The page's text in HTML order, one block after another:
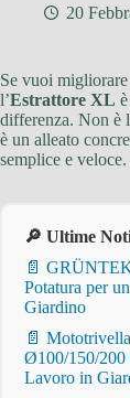
20
Se vuoi
l’Estrattore XL
differenza. Non è
è un alleato
semplice e veloce.
🔎 Ultime
📄
Potatura per
Giardino
📄
Ø100/150/200
Lavoro in